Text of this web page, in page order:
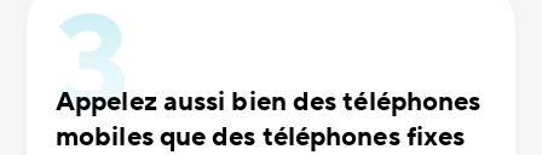
Appelez aussi bien des téléphones
mobiles que des téléphones fixes